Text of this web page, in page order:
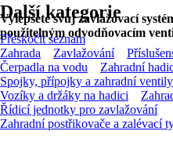
Vylepšete svůj zavlažovací
použitelným odvodňovacím
Další kategorie
Přeskočit seznam
Zahrada
Zavlažování
Čerpadla na vodu
Zahradní
Spojky, přípojky a zahradní ventily
Vozíky a držáky na hadici
Řídicí jednotky pro zavlažování
Zahradní postřikovače a zalévací